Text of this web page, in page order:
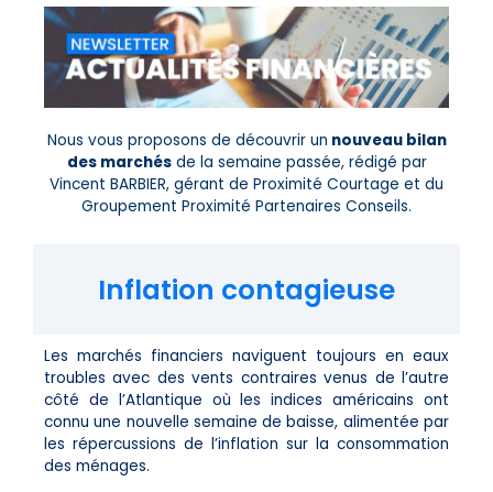
Nous vous proposons de découvrir un nouveau bilan
des marchésde la semaine passée, rédigé par
Vincent BARBIER, gérant de Proximité Courtage et du
Groupement Proximité Partenaires Conseils.
Inflation contagieuse
Les marchés financiers naviguent toujours en eaux
troubles avec des vents contraires venus de l’autre
côté de l’Atlantique où les indices américains ont
connu une nouvelle semaine de baisse, alimentée par
les répercussions de l’inflation sur la consommation
des ménages.